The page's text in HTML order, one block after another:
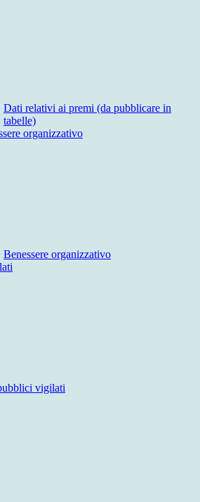
Dati relativi ai premi (da pubblicare in
tabelle)
organizzativo
Benessere organizzativo
vigilati